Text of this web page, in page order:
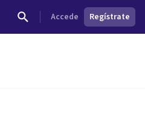
Accede Regístrate